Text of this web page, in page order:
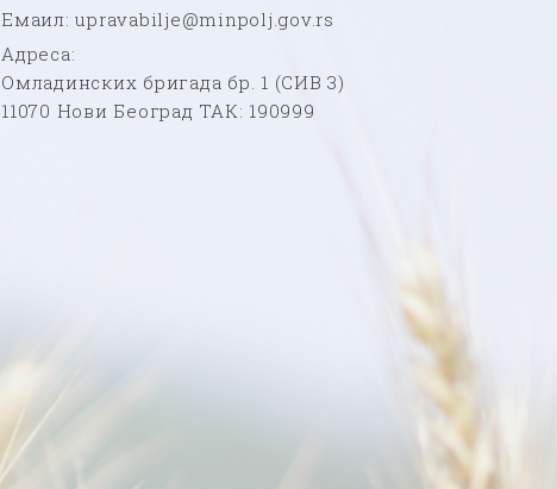
Емаил: upravabilje@minpolj.gov.rs
Адреса:
Омладинских бригада бр. 1 (СИВ 3)
11070 Нови Београд ТАК: 190999